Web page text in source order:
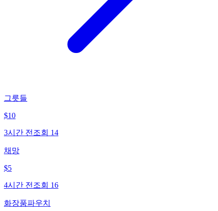
그릇들
$10
3시간 전 조회 14
채망
$5
4시간 전 조회 16
화장품파우치